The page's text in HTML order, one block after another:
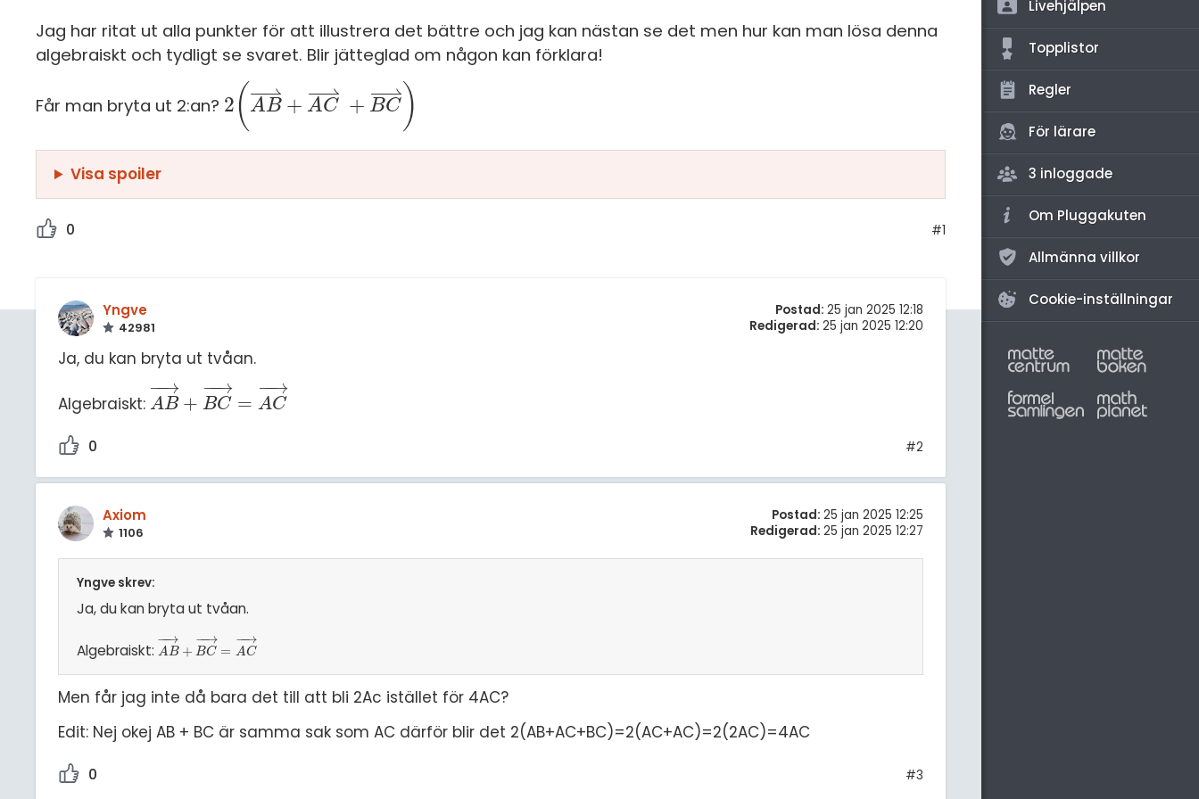
Jag har ritat ut alla punkter för att illustrera det bättre och jag kan nästan se det men hur kan man lösa denna
algebraiskt och tydligt se svaret. Blir jätteglad om någon kan förklara!
Får man bryta ut 2:an? 2 ( AB
−⇀
−
+ AC
−⇀
−
+ BC
−⇀
− )
2 ( AB⇀+AC⇀ + BC ⇀)
Visa spoiler
0 #1
Yngve
42981
Postad: 25 jan 2025 12:18
Redigerad: 25 jan 2025 12:20
Ja, du kan bryta ut tvåan.
Algebraiskt: AB
−→
−
+ BC
−→
−
= AC
−→
−
AB→ +B C→=AC→
0 #2
Axiom
1106
Postad: 25 jan 2025 12:25
Redigerad: 25 jan 2025 12:27
Yngve skrev:
Ja, du kan bryta ut tvåan.
Algebraiskt: A B
−→
−
+ BC
−→
−
= AC
−→
−
AB→+BC → =AC
Men får jag inte då bara det till att bli 2Ac istället för 4AC?
Edit: Nej okej AB + BC är samma sak som AC därför blir det 2(AB+AC+BC)=2(AC+AC)=2(2AC)=4AC
0 #3
Inför högskolan
Livehjälpen
Topplistor
Regler
För lärare
3 inloggade
Om Pluggakuten
Allmänna villkor
Cookie-inställningar
Ekonomi